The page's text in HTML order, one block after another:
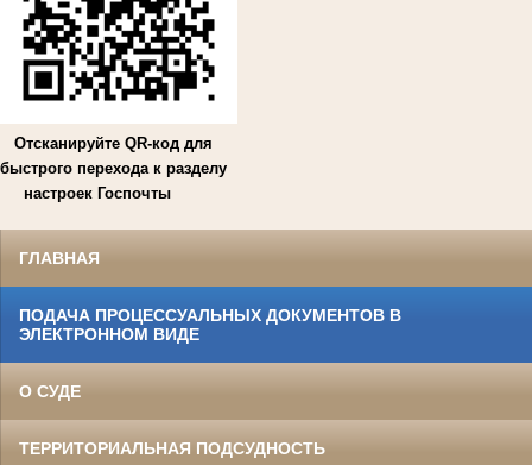
Отсканируйте QR-код для
быстрого перехода к разделу
настроек Госпочты
ГЛАВНАЯ
ПОДАЧА ПРОЦЕССУАЛЬНЫХ ДОКУМЕНТОВ В
ЭЛЕКТРОННОМ ВИДЕ
О СУДЕ
ТЕРРИТОРИАЛЬНАЯ ПОДСУДНОСТЬ